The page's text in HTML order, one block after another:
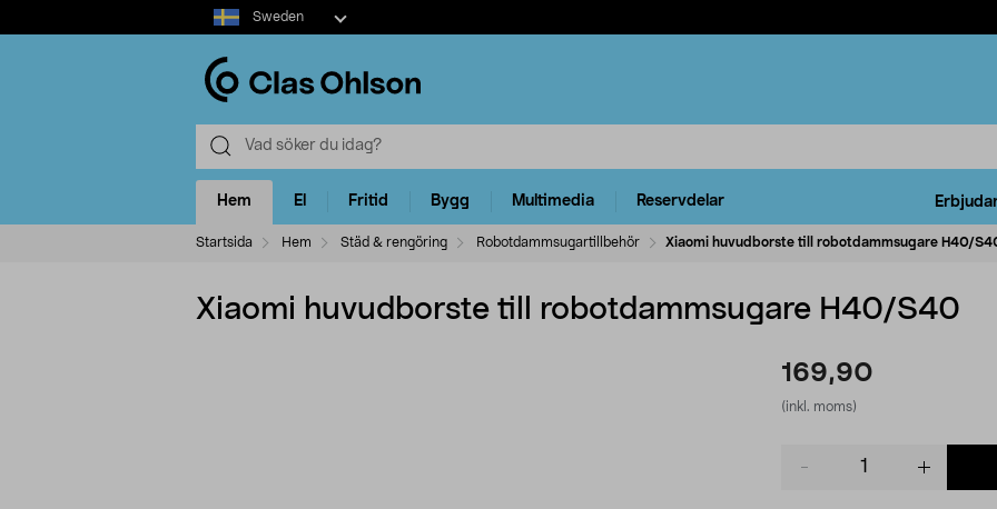
Select
market
Sweden
Hem El Fritid Bygg Multimedia Reservdelar
Startsida Hem Städ & rengöring Robotdammsugartillbehör Xiaomi huvudborste till robotdammsugare H40/
Xiaomi huvudborste till robotdammsugare H40/S40
169,90
(inkl. moms)